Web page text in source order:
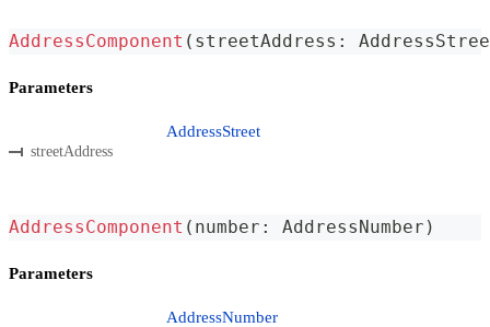
AddressComponent ( streetAddress :
Parameters
streetAddress
AddressStreet
AddressComponent ( number : AddressNumber )
Parameters
AddressNumber